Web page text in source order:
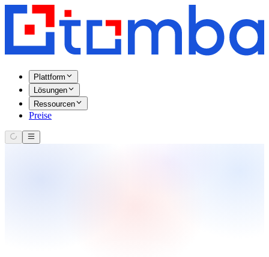
Plattform
Lösungen
Ressourcen
Preise